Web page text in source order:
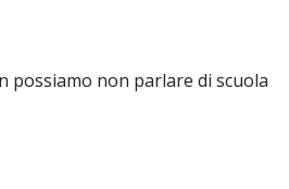
possiamo non parlare di scuola